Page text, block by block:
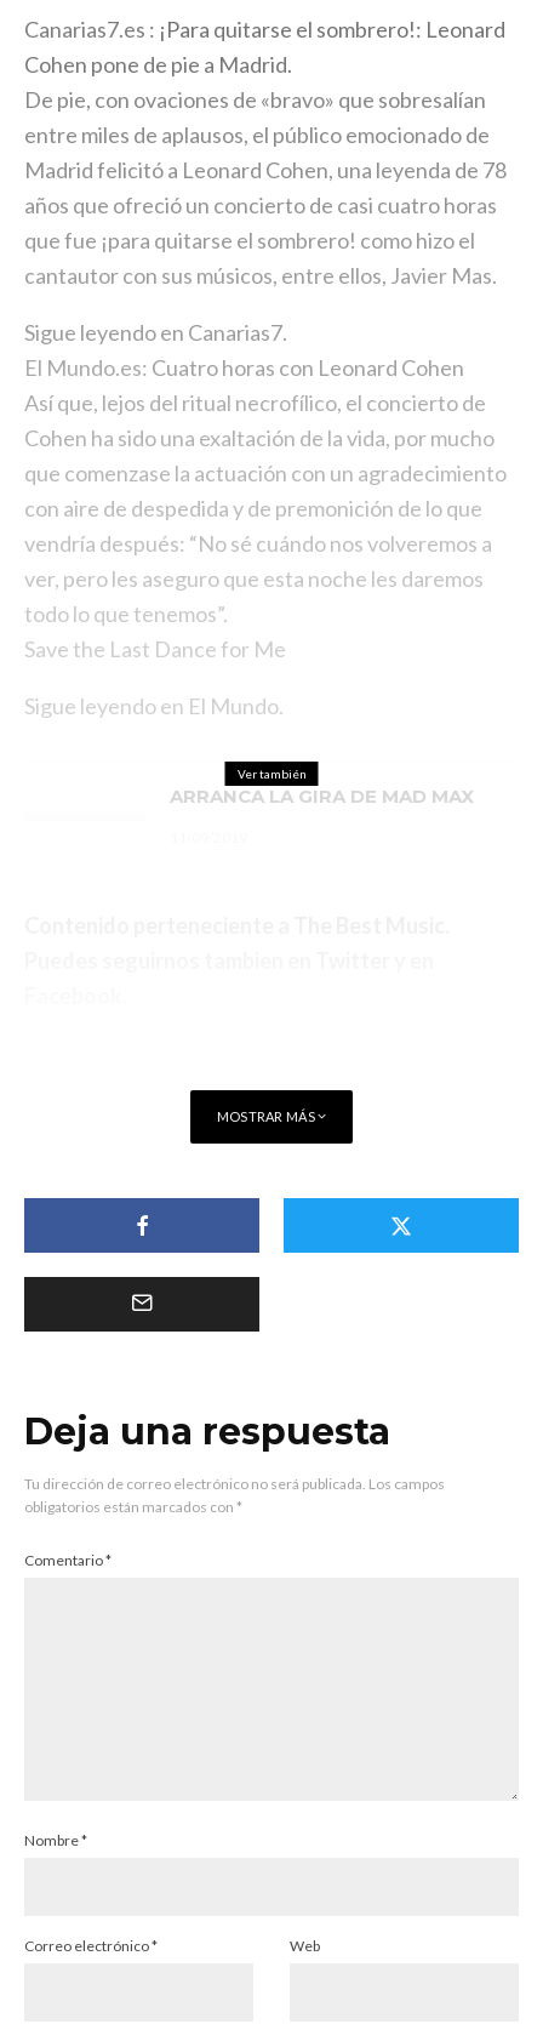
Canarias7.es : ¡Para quitarse el sombrero!: Leonard
Cohen pone de pie a Madrid.
De pie, con ovaciones de «bravo» que sobresalían
entre miles de aplausos, el público emocionado de
Madrid felicitó a Leonard Cohen, una leyenda de 78
años que ofreció un concierto de casi cuatro horas
que fue ¡para quitarse el sombrero! como hizo el
cantautor con sus músicos, entre ellos, Javier Mas.
Sigue leyendo en Canarias7.
El Mundo.es: Cuatro horas con Leonard Cohen
Así que, lejos del ritual necrofílico, el concierto de
Cohen ha sido una exaltación de la vida, por mucho
que comenzase la actuación con un agradecimiento
con aire de despedida y de premonición de lo que
vendría después: “No sé cuándo nos volveremos a
ver, pero les aseguro que esta noche les daremos
todo lo que tenemos”.
Save the Last Dance for Me
Sigue leyendo en El Mundo.
Ver también
ARRANCA LA GIRA DE MAD MAX
MOSTRAR MÁS
Deja una respuesta
Tu dirección de correo electrónico no será publicada. Los campos
obligatorios están marcados con *
Comentario*
Nombre*
Correo electrónico* Web